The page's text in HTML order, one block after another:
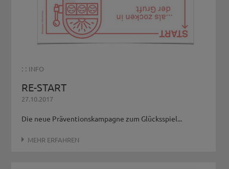
: : INFO
RE-START
27.10.2017
Die neue Präventionskampagne zum Glücksspiel...
MEHR ERFAHREN